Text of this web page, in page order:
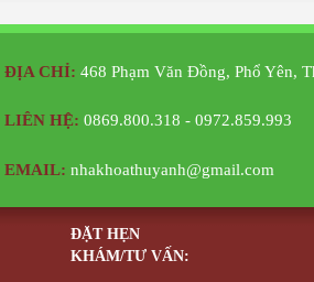
ĐỊA CHỈ: 468 Phạm Văn Đồng, Phổ Yên,
LIÊN HỆ: 0869.800.318 - 0972.859.993
EMAIL: nhakhoathuyanh@gmail.com
ĐẶT HẸN
KHÁM/TƯ VẤN: